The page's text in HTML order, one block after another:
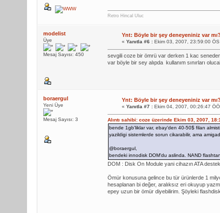
Retro Hincal Uluc
modelist
Üye
Mesaj Sayısı: 450
Ynt: Böyle bir şey deneyeniniz var
« Yanıtla #6 :Ekim 03, 2007, 23:59:00
sevgili coze bir ömrü var derken 1 kac
var böyle bir sey alıpda kullanım sınırları
boraergul
Yeni Üye
Mesaj Sayısı: 3
Ynt: Böyle bir şey deneyeniniz var
« Yanıtla #7 :Ekim 04, 2007, 00:26:47
Alıntı sahibi: coze üzerinde Ekim 03, 2007,
bende 1gb'liklar var, ebay'den 40-50$ filan
yazildigi sistemlerde sorun cikarabilir, ama
@boraergul,
bendeki innodisk DOM'du aslinda. NAND
DOM : Disk On Module yani cihazın ATA
Ömür konusuna gelince bu tür ürünlerde 1
hesaplanan bi değer, aralıksız eri okuyup
epey uzun bir ömür diyebilirim. Şöyleki